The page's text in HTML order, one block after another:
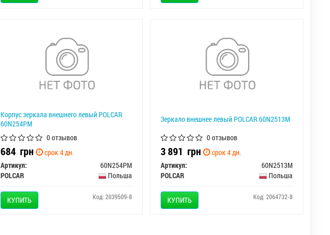
Корпус зеркала внешнего левый POLCAR
60N254PM
0 отзывов
684 грн
срок 4 дн.
Артикул:
60N254PM
POLCAR
Польша
КУПИТЬ Код: 2039509-8
Зеркало внешнее левый POLCAR 60N2513M
0 отзывов
3 891грн
срок 4 дн.
Артикул:
60N2513M
POLCAR
Польша
КУПИТЬ Код: 2064732-8